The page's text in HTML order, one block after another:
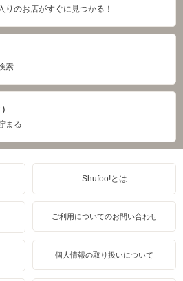
りのお店がすぐに見つかる！
索
まる
Shufoo!とは
ご利用についてのお問い合わせ
個人情報の取り扱いについて